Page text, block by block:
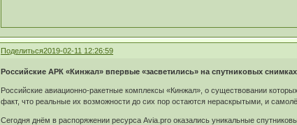
Поделиться2019-02-11 12:26:59
Российские АРК «Кинжал» впервые «засветились» на спутниковых
Российские авиационно-ракетные комплексы «Кинжал», о существовании
факт, что реальные их возможности до сих пор остаются нераскрытыми, и
Сегодня днём в распоряжении ресурса Avia.pro оказались уникальные